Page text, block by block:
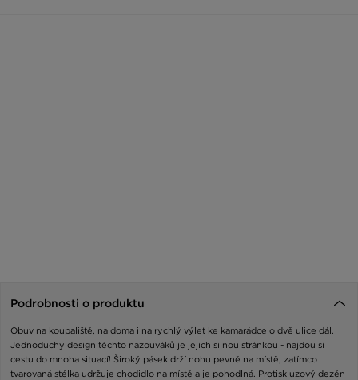
Podrobnosti o produktu
Obuv na koupaliště, na doma i na rychlý výlet ke kamarádce o dvě ulice dál.
Jednoduchý design těchto nazouváků je jejich silnou stránkou - najdou si
cestu do mnoha situací! Široký pásek drží nohu pevně na místě, zatímco
tvarovaná stélka udržuje chodidlo na místě a je pohodlná. Protiskluzový dezén